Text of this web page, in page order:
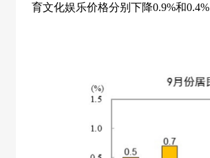
育文化娱乐价格分别下降0.9%和0.4%